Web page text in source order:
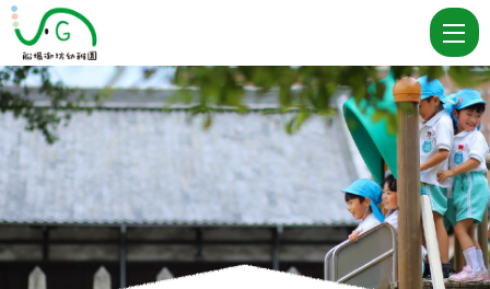
く
す
り
カ
ー
ド
|